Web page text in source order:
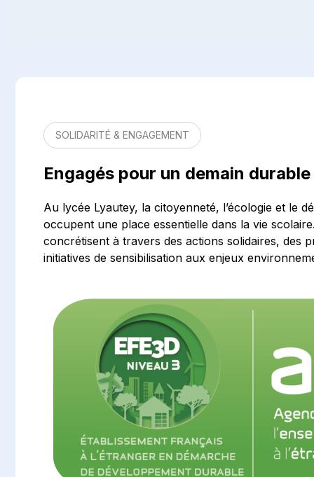
SOLIDARITÉ & ENGAGEMENT
Engagés pour un demain durable
Au lycée Lyautey, la citoyenneté, l’écologie et le
occupent une place essentielle dans la vie
concrétisent à travers des actions solidaires, des
initiatives de sensibilisation aux enjeux